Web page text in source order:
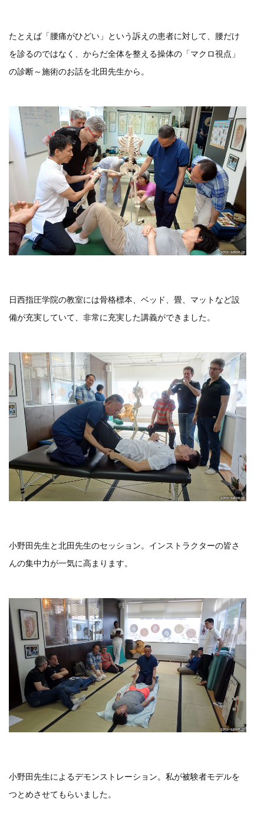
たとえば「腰痛がひどい」という訴えの患者に対して、腰だけ
を診るのではなく、からだ全体を整える操体の「マクロ視点」
の診断～施術のお話を北田先生から。
日西指圧学院の教室には骨格標本、ベッド、畳、マットなど設
備が充実していて、非常に充実した講義ができました。
小野田先生と北田先生のセッション。インストラクターの皆さ
んの集中力が一気に高まります。
小野田先生によるデモンストレーション。私が被験者モデルを
つとめさせてもらいました。